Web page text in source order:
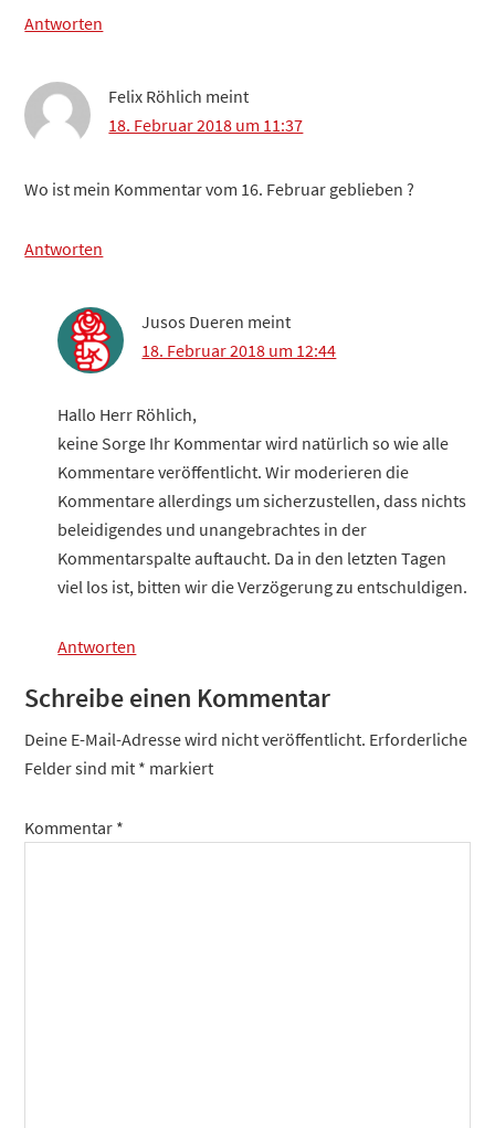
Antworten
Felix Röhlich meint
18. Februar 2018 um 11:37
Wo ist mein Kommentar vom 16. Februar geblieben ?
Antworten
Jusos Dueren meint
18. Februar 2018 um 12:44
Hallo Herr Röhlich,
keine Sorge Ihr Kommentar wird natürlich so wie alle
Kommentare veröffentlicht. Wir moderieren die
Kommentare allerdings um sicherzustellen, dass nichts
beleidigendes und unangebrachtes in der
Kommentarspalte auftaucht. Da in den letzten Tagen
viel los ist, bitten wir die Verzögerung zu entschuldigen.
Antworten
Schreibe einen Kommentar
Deine E-Mail-Adresse wird nicht veröffentlicht. Erforderliche
Felder sind mit * markiert
Kommentar *